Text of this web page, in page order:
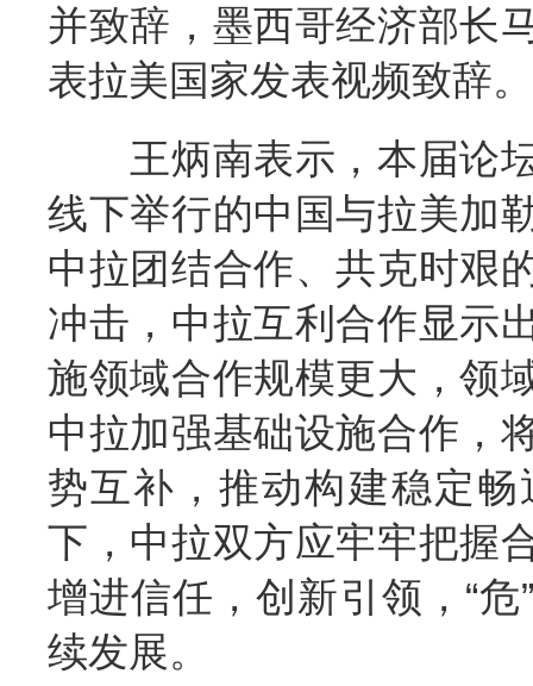
并致辞，墨西哥经济部长
表拉美国家发表视频致辞。
王炳南表示，本届论坛
线下举行的中国与拉美加
中拉团结合作、共克时艰
冲击，中拉互利合作显示
施领域合作规模更大，领
中拉加强基础设施合作，
势互补，推动构建稳定
下，中拉双方应牢牢把握
增进信任，创新引领，“
续发展。